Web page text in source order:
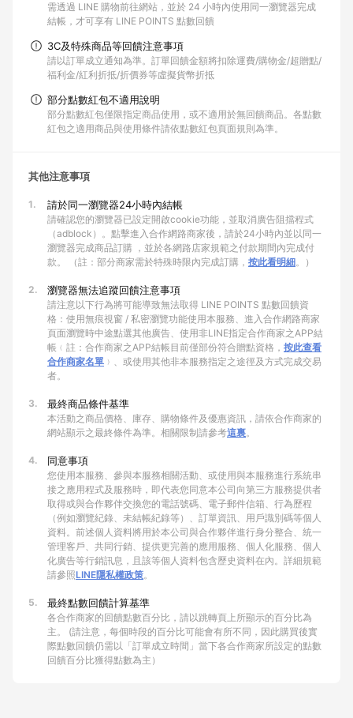
需透過 LINE 購物前往網站，並於 24 小時內使用同一瀏覽器完成
結帳，才可享有 LINE POINTS 點數回饋
3C及特殊商品等回饋注意事項
請以訂單成立通知為準。訂單回饋金額將扣除運費/購物金/超贈點/
福利金/紅利折抵/折價券等虛擬貨幣折抵
部分點數紅包不適用說明
部分點數紅包僅限指定商品使用，或不適用於無回饋商品。各點數
紅包之適用商品與使用條件請依點數紅包頁面規則為準。
其他注意事項
1. 請於同一瀏覽器24小時內結帳
請確認您的瀏覽器已設定開啟cookie功能，並取消廣告阻擋程式
（adblock）。點擊進入合作網路商家後，請於24小時內並以同一
瀏覽器完成商品訂購 ，並於各網路店家規範之付款期間內完成付
款。 （註：部分商家需於特殊時限內完成訂購， 按此看明細。）
2. 瀏覽器無法追蹤回饋注意事項
請注意以下行為將可能導致無法取得 LINE POINTS 點數回饋資
格：使用無痕視窗 / 私密瀏覽功能使用本服務、進入合作網路商家
頁面瀏覽時中途點選其他廣告、使用非LINE指定合作商家之APP結
帳﹙註：合作商家之APP結帳目前僅部份符合贈點資格， 按此查看
合作商家名單 ﹚、或使用其他非本服務指定之途徑及方式完成交易
者。
3. 最終商品條件基準
本活動之商品價格、庫存、購物條件及優惠資訊，請依合作商家的
網站顯示之最終條件為準。相關限制請參考這裏。
4. 同意事項
您使用本服務、參與本服務相關活動、或使用與本服務進行系統串
接之應用程式及服務時，即代表您同意本公司向第三方服務提供者
取得或與合作夥伴交換您的電話號碼、電子郵件信箱、行為歷程
（例如瀏覽紀錄、未結帳紀錄等）、訂單資訊、用戶識別碼等個人
資料。前述個人資料將用於本公司與合作夥伴進行身分整合、統一
管理客戶、共同行銷、提供更完善的應用服務、個人化服務、個人
化廣告等行銷訊息，且該等個人資料包含歷史資料在內。詳細規範
請參照LINE隱私權政策。
5. 最終點數回饋計算基準
各合作商家的回饋點數百分比，請以跳轉頁上所顯示的百分比為
主。 (請注意，每個時段的百分比可能會有所不同，因此購買後實
際點數回饋仍需以「訂單成立時間」當下各合作商家所設定的點數
回饋百分比獲得點數為主）